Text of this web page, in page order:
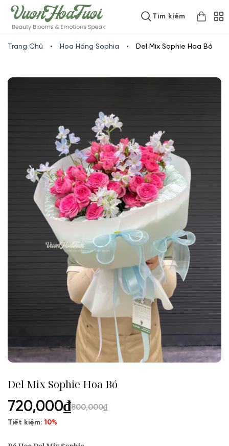
www.vuonhoatuoi.vnSkip
to
content
Tìm kiếm
Trang Chủ • Hoa Hồng Sophia • Del Mix Sophie Hoa Bó
Del Mix Sophie Hoa Bó
720,000₫800,000₫
Tiết kiệm:10%